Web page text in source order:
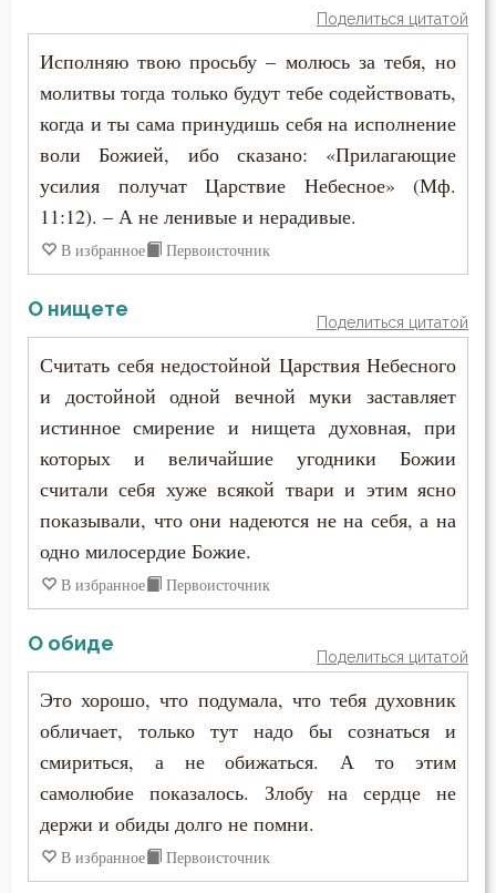
Поделиться цитатой
Исполняю твою просьбу – молюсь за тебя, но
молитвы тогда только будут тебе содействовать,
когда и ты сама принудишь себя на исполнение
воли Божией, ибо сказано: «Прилагающие
усилия получат Царствие Небесное» (Мф.
11:12). – А не ленивые и нерадивые.
В избранное Первоисточник
О нищете
Поделиться цитатой
Считать себя недостойной Царствия Небесного
и достойной одной вечной муки заставляет
истинное смирение и нищета духовная, при
которых и величайшие угодники Божии
считали себя хуже всякой твари и этим ясно
показывали, что они надеются не на себя, а на
одно милосердие Божие.
В избранное Первоисточник
О обиде
Поделиться цитатой
Это хорошо, что подумала, что тебя духовник
обличает, только тут надо бы сознаться и
смириться, а не обижаться. А то этим
самолюбие показалось. Злобу на сердце не
держи и обиды долго не помни.
В избранное Первоисточник